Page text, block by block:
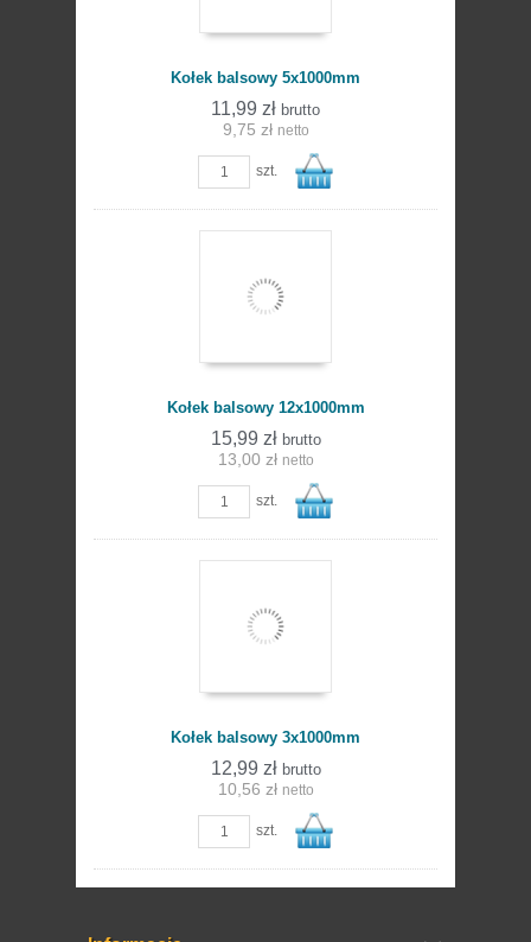
koszyka
Kołek balsowy 5x1000mm
11,99 zł brutto
9,75 zł netto
szt.
koszyka
Kołek balsowy 12x1000mm
15,99 zł brutto
13,00 zł netto
szt.
koszyka
Kołek balsowy 3x1000mm
12,99 zł brutto
10,56 zł netto
szt.